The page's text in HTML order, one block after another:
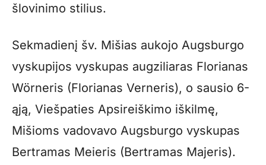
šlovinimo stilius.
Sekmadienį šv. Mišias aukojo Augsburgo
vyskupijos vyskupas augziliaras Florianas
Wörneris (Florianas Verneris), o sausio 6-
ąją, Viešpaties Apsireiškimo iškilmę,
Mišioms vadovavo Augsburgo vyskupas
Bertramas Meieris (Bertramas Majeris).